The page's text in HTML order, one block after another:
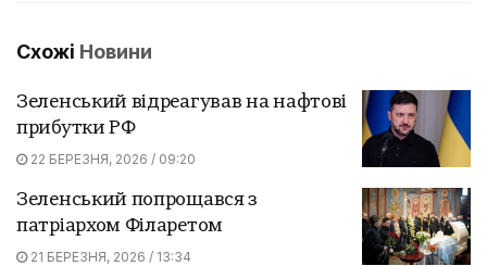
Схожі Новини
Зеленський відреагував на нафтові
прибутки РФ
22 БЕРЕЗНЯ, 2026 / 09:20
Зеленський попрощався з
патріархом Філаретом
21 БЕРЕЗНЯ, 2026 / 13:34